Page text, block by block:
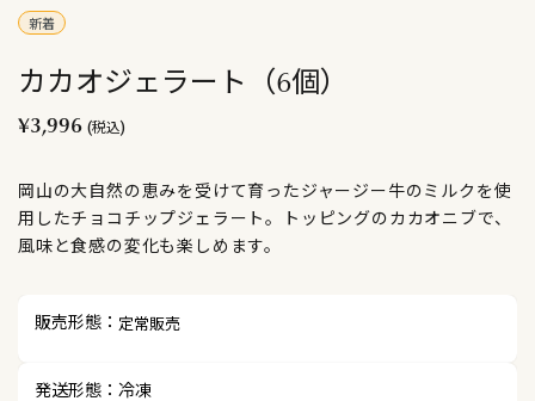
新着
カカオジェラート（6個）
¥3,996 (税込)
岡山の大自然の恵みを受けて育ったジャージー牛のミルクを使
用したチョコチップジェラート。トッピングのカカオニブで、
風味と食感の変化も楽しめます。
販売形態： 定常販売
発送形態： 冷凍